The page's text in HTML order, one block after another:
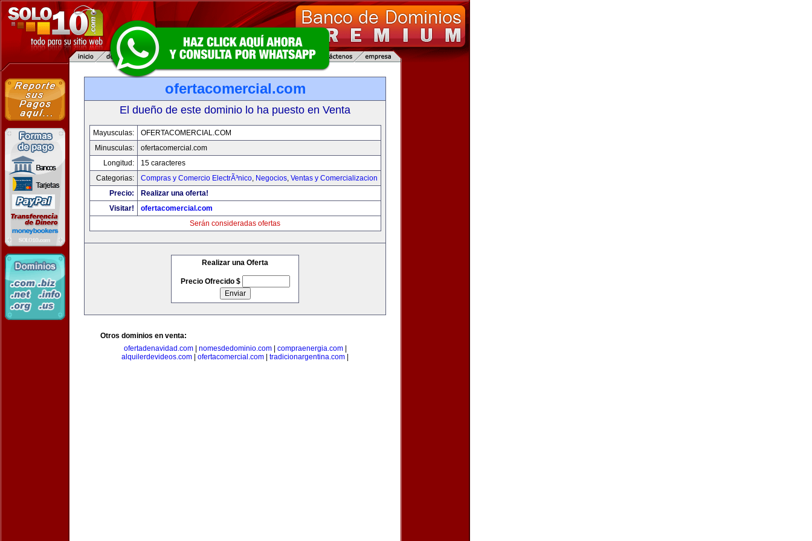
ofertacomercial.com
El dueño de este dominio lo ha puesto en Venta
Mayusculas:
OFERTACOMERCIAL.COM
Minusculas:
ofertacomercial.com
Longitud:
15 caracteres
Categorias:
Compras y Comercio ElectrÃ³nico, Negocios, Ventas y Comercializacion
Precio:
Realizar una oferta!
Visitar!
ofertacomercial.com
Serán consideradas ofertas
Realizar una Oferta
Precio Ofrecido $
Otros dominios en venta:
ofertadenavidad.com| nomesdedominio.com| compraenergia.com|
alquilerdevideos.com
ofertacomercial.com tradicionargentina.com